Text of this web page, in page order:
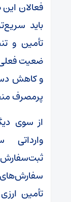
فعالان
باید
تأمین و
ضعیت فعلی
و کاهش
پرمصرف
از سوی
سفارش‌های
تأمین